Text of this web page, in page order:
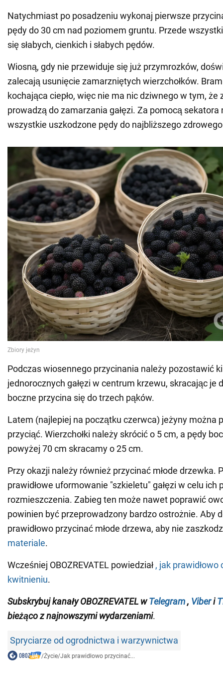
Natychmiast po posadzeniu wykonaj pierwsze
pędy do 30 cm nad poziomem gruntu. Przede
się słabych, cienkich i słabych pędów.
Wiosną, gdy nie przewiduje się już przymrozków,
zalecają usunięcie zamarzniętych wierzchołków.
kochająca ciepło, więc nie ma nic dziwnego w tym, że
prowadzą do zamarzania gałęzi. Za pomocą sekatora
wszystkie uszkodzone pędy do najbliższego
Podczas wiosennego przycinania należy pozostawić
jednorocznych gałęzi w centrum krzewu, skracając je
boczne przycina się do trzech pąków.
Latem (najlepiej na początku czerwca) jeżyny można
przyciąć. Wierzchołki należy skrócić o 5 cm, a pędy
powyżej 70 cm skracamy o 25 cm.
Przy okazji należy również przycinać młode drzewka.
prawidłowe uformowanie "szkieletu" gałęzi w celu ich
rozmieszczenia. Zabieg ten może nawet poprawić
powinien być przeprowadzony bardzo ostrożnie. Aby
prawidłowo przycinać młode drzewa, aby nie
materiale.
Wcześniej OBOZREVATEL powiedział , jak
kwitnieniu.
Subskrybuj kanały OBOZREVATEL w Telegram, Viberi
bieżąco z najnowszymi wydarzeniami.
Spryciarze od ogrodnictwa i warzywnictwa
/Życie/Jak prawidłowo przycinać...